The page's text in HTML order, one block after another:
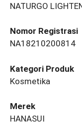
NATURGO
Nomor Registrasi
NA18210200814
Kategori Produk
Kosmetika
Merek
HANASUI